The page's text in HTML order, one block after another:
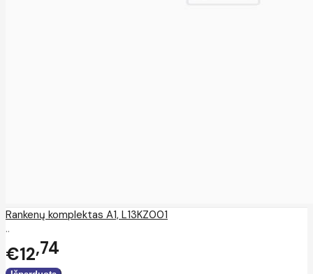
Rankenų komplektas A1, L13KZ001
..
€12 74